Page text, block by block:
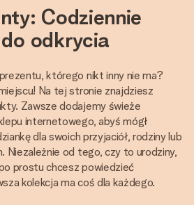
Codziennie
odkrycia
którego nikt inny nie ma?
Na tej stronie znajdziesz
Zawsze dodajemy świeże
internetowego, abyś mógł
dla swoich przyjaciół, rodziny lub
Niezależnie od tego, czy to urodziny,
prostu chcesz powiedzieć
kolekcja ma coś dla każdego.